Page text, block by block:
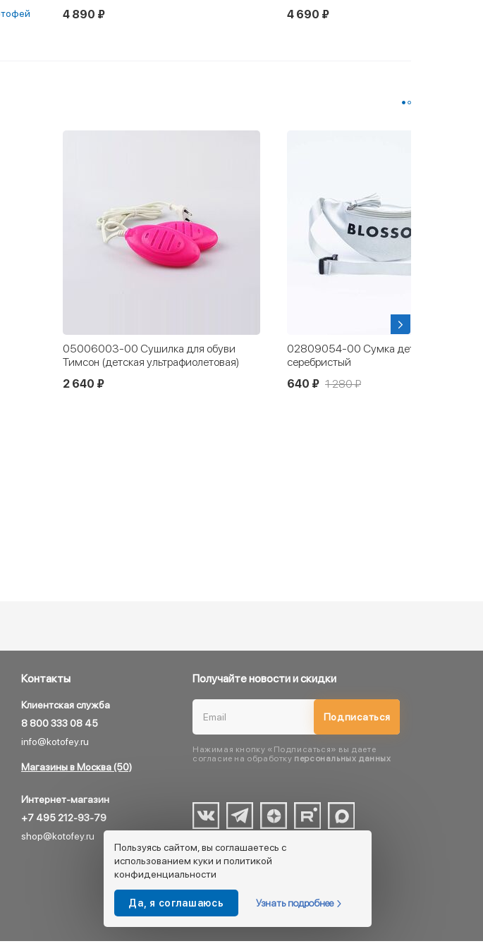
4 890 ₽
4 690 ₽
05006003-00 Сушилка для обуви
Тимсон (детская ультрафиолетовая)
2 640 ₽
02809054-00 Cумка детская
серебристый
640 ₽ 1 280 ₽
Контакты
Клиентская служба
8 800 333 08 45
info@kotofey.ru
Магазины в Москва (50)
Интернет-магазин
+7 495 212-93-79
shop@kotofey.ru
Получайте новости и скидки
Подписаться
Нажимая кнопку «Подписаться» вы даете
согласие на обработку персональных данных
Пользуясь сайтом, вы соглашаетесь с
использованием куки и политикой
конфиденциальности
Да, я соглашаюсь Узнать подробнее